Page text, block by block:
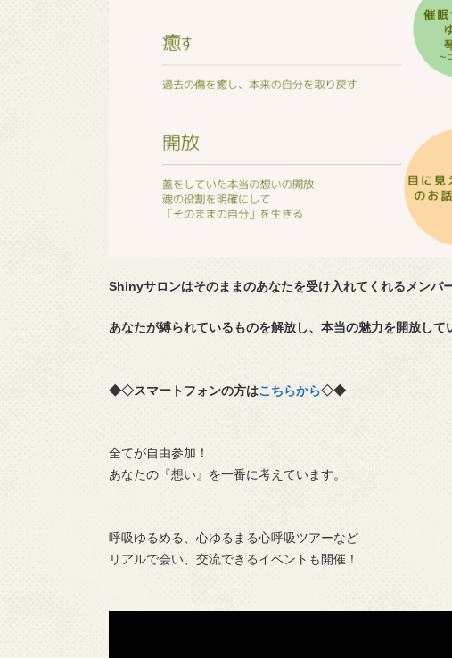
Shinyサロンはそのままのあなたを受け入れてくれるメンバ
あなたが縛られているものを解放し、本当の魅力を開放して
◆◇スマートフォンの方はこちらから◇◆
全てが自由参加！
あなたの『想い』を一番に考えています。
呼吸ゆるめる、心ゆるまる心呼吸ツアーなど
リアルで会い、交流できるイベントも開催！